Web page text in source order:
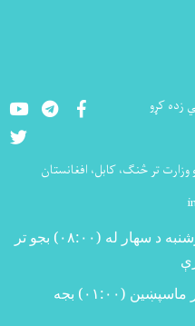
زده کړو YoutubeLinkedIn
وزارت تر څنګ، کابل، افغانستان
د سهار له (۰۸:۰۰)
بجو تر